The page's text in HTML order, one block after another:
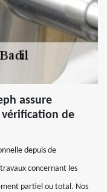
assure
de
depuis de
concernant les
partiel ou total. Nos